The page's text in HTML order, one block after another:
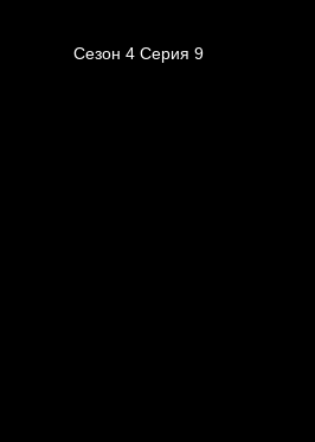
Сезон 4 Серия 9